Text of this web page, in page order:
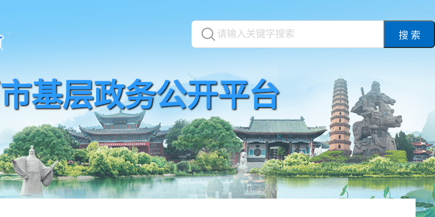
搜 索
基层政务公开平台